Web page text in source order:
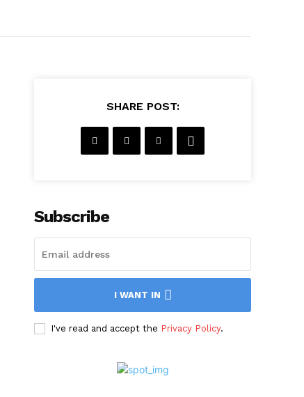
SHARE POST:
Subscribe
I WANT IN
I've read and accept the Privacy Policy.